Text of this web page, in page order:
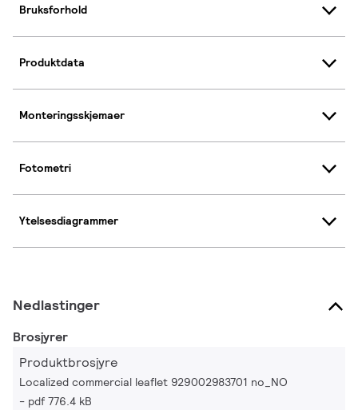
Bruksforhold
Produktdata
Monteringsskjemaer
Fotometri
Ytelsesdiagrammer
Nedlastinger
Brosjyrer
Produktbrosjyre
Localized commercial leaflet 929002983701 no_NO
pdf 776.4 kB